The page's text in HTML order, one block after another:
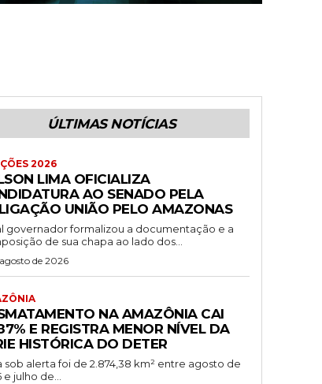
ÚLTIMAS NOTÍCIAS
2026
LIMA OFICIALIZA
AO SENADO PELA
UNIÃO PELO AMAZONAS
governador formalizou a documentação e a
de sua chapa ao lado dos...
de 2026
NA AMAZÔNIA CAI
E REGISTRA MENOR NÍVEL DA
HISTÓRICA DO DETER
sob alerta foi de 2.874,38 km² entre agosto de
e julho de...